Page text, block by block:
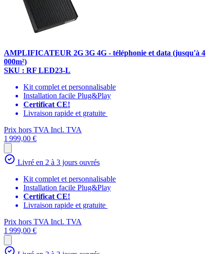
AMPLIFICATEUR 2G 3G 4G - téléphonie et data (jusqu'à 4
000m²)
SKU : RF LED23-L
Kit complet et personnalisable
Installation facile Plug&Play
Certificat CE!
Livraison rapide et gratuite
Prix hors TVAIncl. TVA
1 999,00 €
Livré en 2 à 3 jours ouvrés
Kit complet et personnalisable
Installation facile Plug&Play
Certificat CE!
Livraison rapide et gratuite
Prix hors TVAIncl. TVA
1 999,00 €